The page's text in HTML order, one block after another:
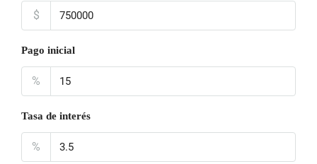
$
Pago inicial
%
Tasa de interés
%